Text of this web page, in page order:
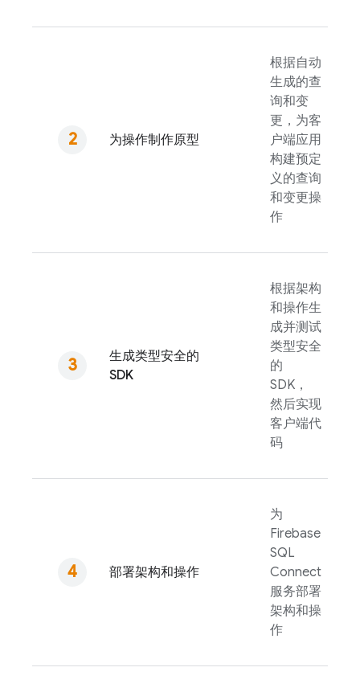
为操作制作原型
根据自动
生成的查
询和变
更，为客
户端应用
构建预定
义的查询
和变更操
作
生成类型安全的
SDK
根据架构
和操作生
成并测试
类型安全
的
SDK，
然后实现
客户端代
码
部署架构和操作
为
Firebase
SQL
Connect
服务部署
架构和操
作